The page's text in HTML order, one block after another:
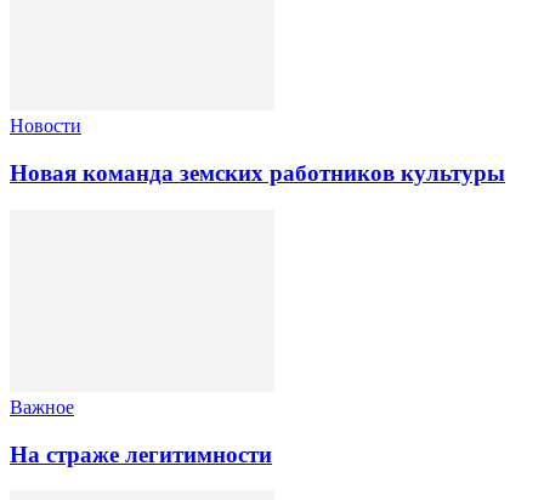
Новости
Новая команда земских работников культуры
Важное
На страже легитимности